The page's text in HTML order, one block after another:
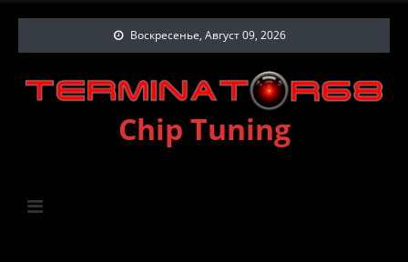
Воскресенье, Август 09, 2026
Chip Tuning